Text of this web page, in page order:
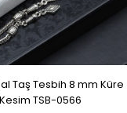
Taş Tesbih 8 mm Küre
Kesim TSB-0566